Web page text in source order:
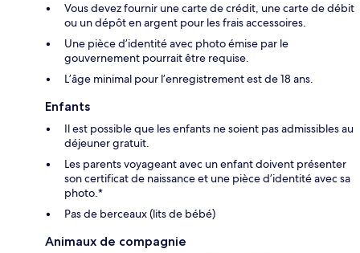
Vous devez fournir une carte de crédit, une carte de débit
ou un dépôt en argent pour les frais accessoires.
Une pièce d’identité avec photo émise par le
gouvernement pourrait être requise.
L’âge minimal pour l’enregistrement est de 18 ans.
Enfants
Il est possible que les enfants ne soient pas admissibles au
déjeuner gratuit.
Les parents voyageant avec un enfant doivent présenter
son certificat de naissance et une pièce d’identité avec sa
photo.*
Pas de berceaux (lits de bébé)
Animaux de compagnie